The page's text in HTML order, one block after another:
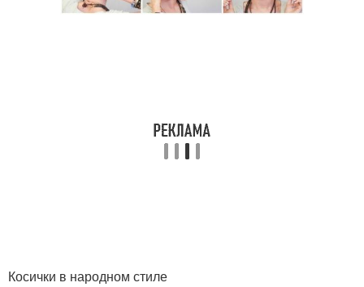
Косички в народном стиле